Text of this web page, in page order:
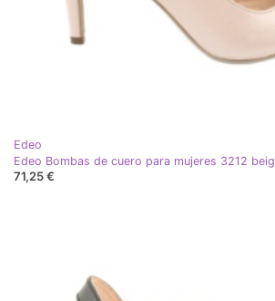
Edeo
Edeo Bombas de cuero para mujeres 3212
71,25 €